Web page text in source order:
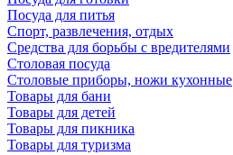
Посуда для питья
Спорт, развлечения, отдых
Средства для борьбы с вредителями
Столовая посуда
Столовые приборы, ножи кухонные
Товары для бани
Товары для детей
Товары для пикника
Товары для туризма